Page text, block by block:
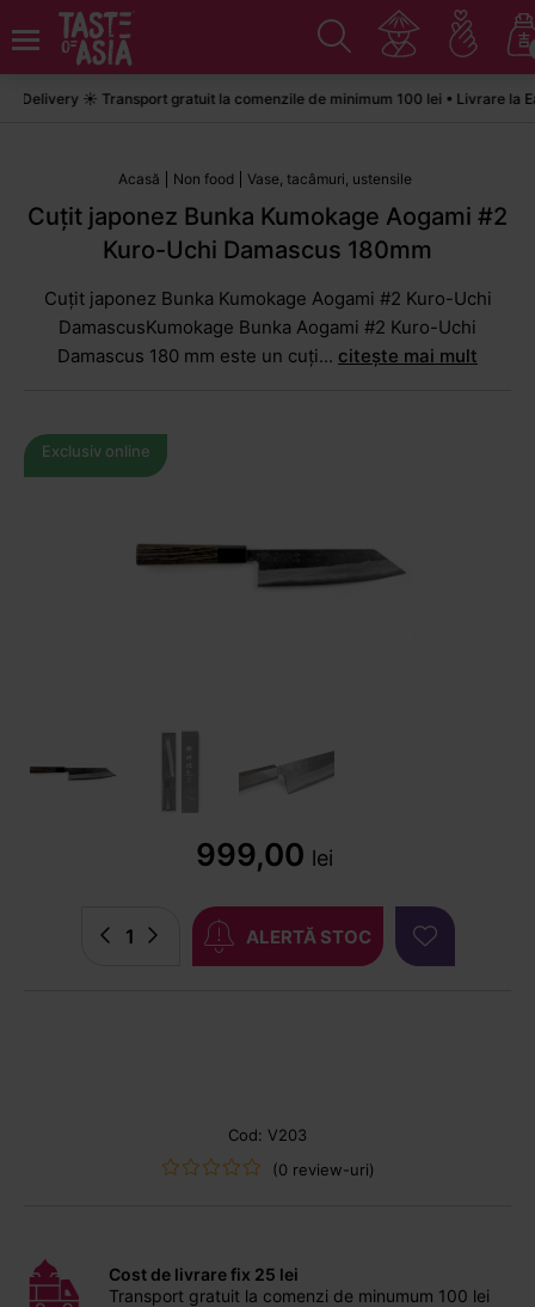
Delivery ☀️ Transport gratuit la comenzile de minimum 100 lei • Livrare la
Acasă Non food Vase, tacâmuri, ustensile
Cuțit japonez Bunka Kumokage Aogami #2
Kuro-Uchi Damascus 180mm
Cuțit japonez Bunka Kumokage Aogami #2 Kuro-Uchi
DamascusKumokage Bunka Aogami #2 Kuro-Uchi
Damascus 180 mm este un cuți... citește mai mult
Exclusiv online
999,00 lei
ALERTĂ STOC
Cod: V203
(0 review-uri)
Cost de livrare fix 25 lei
Transport gratuit la comenzi de minumum 100 lei